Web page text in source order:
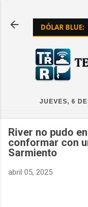
DÓLAR BLUE:
JUEVES, 6
River no pudo
conformar con
Sarmiento
abril 05, 2025